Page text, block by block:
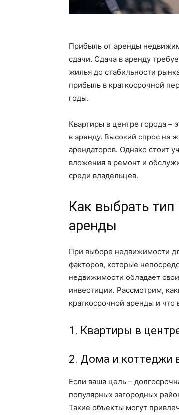
Прибыль от аренды
сдачи. Сдача в аренду
жилья до стабильности
прибыль в краткосрочной
годы.
Квартиры в центре города –
в аренду. Высокий спрос на
арендаторов. Однако стоит
вложения в ремонт и
среди владельцев.
Как выбрать
аренды
При выборе недвижимости
факторов, которые
недвижимости обладает
инвестиции. Рассмотрим,
краткосрочной аренды и что
1. Квартиры в
2. Дома и коттеджи
Если ваша цель –
популярных загородных
Такие объекты могут